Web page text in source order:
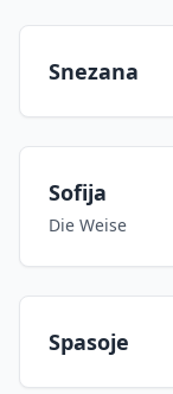
Snezana
Sofija
Die Weise
Spasoje